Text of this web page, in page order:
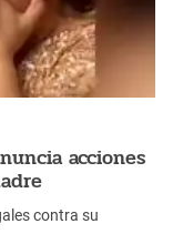
acciones
contra su